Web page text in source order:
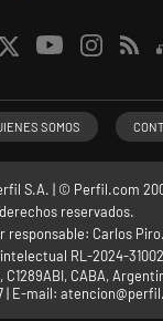
SOMOS
S.A. | © Perfil.com
derechos reservados.
responsable: Carlos Piro.
RL-2024-
, C1289ABI, CABA,
| E-mail: